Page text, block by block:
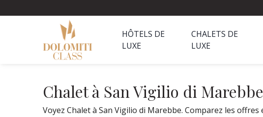
HÔTELS DE
LUXE
CHALETS DE
LUXE
Chalet à San Vigilio di Marebbe
Voyez Chalet à San Vigilio di Marebbe. Comparez les